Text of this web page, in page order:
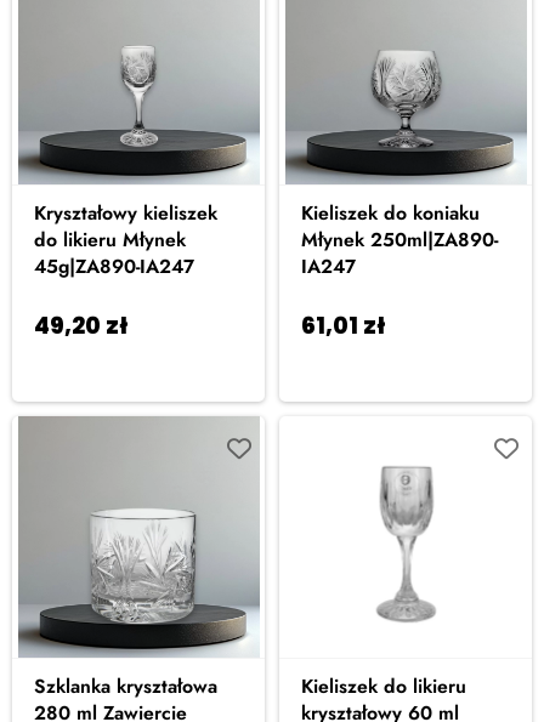
Kryształowy kieliszek
do likieru Młynek
45g|ZA890-IA247
49,20 zł
Kieliszek do koniaku
Młynek 250ml|ZA890-
IA247
61,01 zł
Szklanka kryształowa
280 ml Zawiercie
Kieliszek do likieru
kryształowy 60 ml